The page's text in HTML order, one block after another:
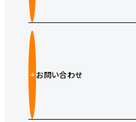
お問い合わせ